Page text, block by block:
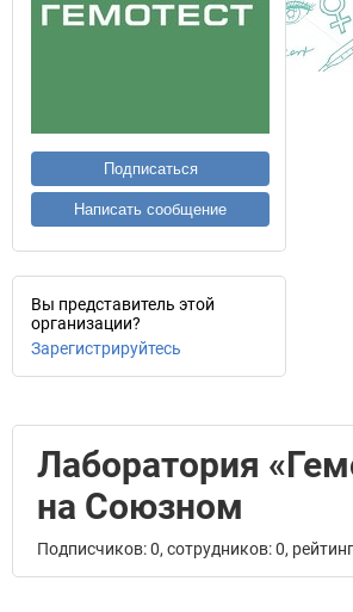
Подписаться
Написать сообщение
Вы представитель этой
организации?
Зарегистрируйтесь
Лаборатория
на Союзном
Подписчиков: 0, сотрудников: 0,